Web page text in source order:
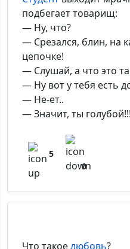
подбегает товарищ:
— Ну, что?
— Срезался, блин, на
цепочке!
— Слушай, а что это
— Ну вот у тебя есть
— Не-ет..
— Значит, ты голубой!!!
5
0
Что такоелюбовь?